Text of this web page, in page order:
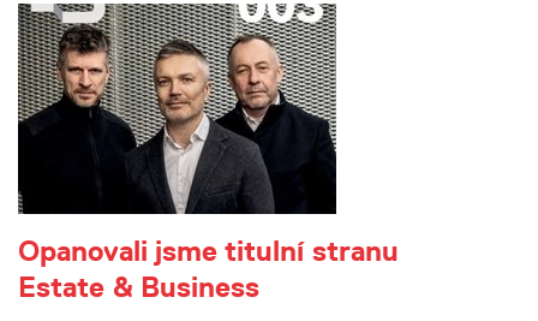
Opanovali jsme titulní stranu
Estate & Business